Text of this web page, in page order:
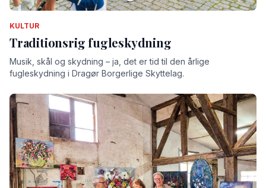
KULTUR
Traditionsrig fugleskydning
Musik, skål og skydning – ja, det er tid til den årlige
fugleskydning i Dragør Borgerlige Skyttelag.